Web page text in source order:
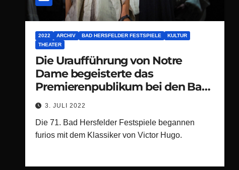
2022 ARCHIV BAD HERSFELDER FESTSPIELE
KULTUR
THEATER
Die Uraufführung von Notre
Dame begeisterte das
Premierenpublikum bei den Bad
Hersfelder Festspielen
3. JULI 2022
Die 71. Bad Hersfelder Festspiele begannen
furios mit dem Klassiker von Victor Hugo.